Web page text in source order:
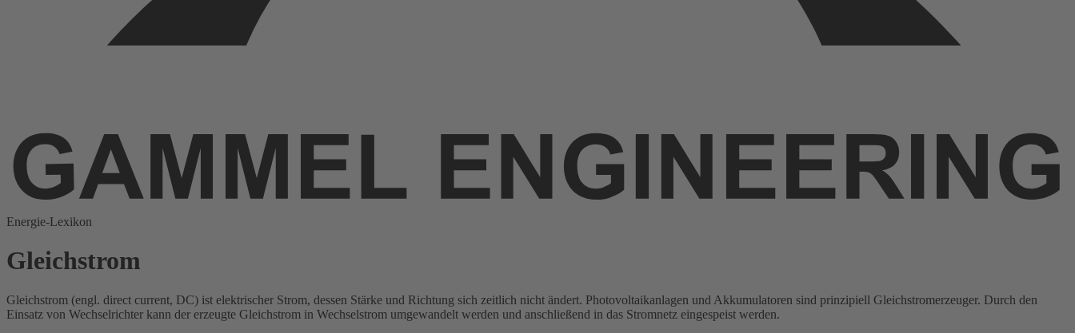
Energie-Lexikon
Gleichstrom
Gleichstrom (engl. direct current, DC) ist elektrischer Strom, dessen Stärke und Richtung sich zeitlich nicht ändert. Photovoltaikanlagen und Akkumulatoren sind prinzipiell Gleichstromerzeuger. Durch den
Einsatz von Wechselrichter kann der erzeugte Gleichstrom in Wechselstrom umgewandelt werden und anschließend in das Stromnetz eingespeist werden.